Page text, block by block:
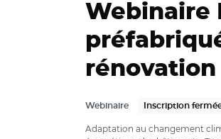
Webinaire
rénovation
Webinaire Inscription
Adaptation au changement